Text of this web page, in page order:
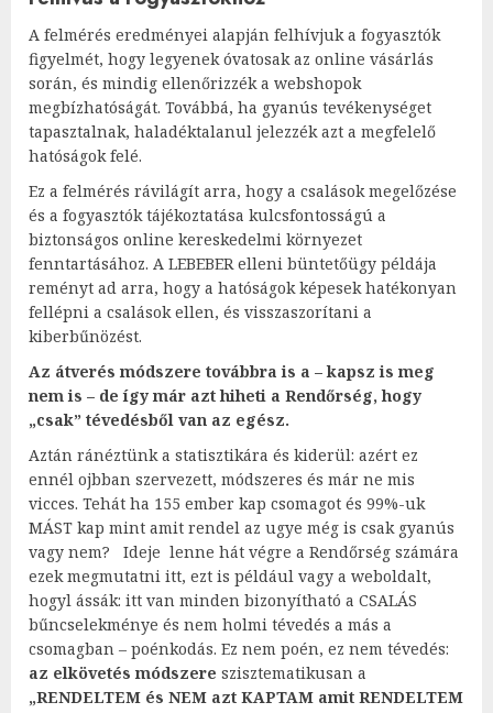
A felmérés eredményei alapján felhívjuk a fogyasztók
figyelmét, hogy legyenek óvatosak az online vásárlás
során, és mindig ellenőrizzék a webshopok
megbízhatóságát. Továbbá, ha gyanús tevékenységet
tapasztalnak, haladéktalanul jelezzék azt a megfelelő
hatóságok felé.
Ez a felmérés rávilágít arra, hogy a csalások megelőzése
és a fogyasztók tájékoztatása kulcsfontosságú a
biztonságos online kereskedelmi környezet
fenntartásához. A LEBEBER elleni büntetőügy példája
reményt ad arra, hogy a hatóságok képesek hatékonyan
fellépni a csalások ellen, és visszaszorítani a
kiberbűnözést.
Az átverés módszere továbbra is a – kapsz is meg
nem is – de így már azt hiheti a Rendőrség, hogy
„csak” tévedésből van az egész.
Aztán ránéztünk a statisztikára és kiderül: azért ez
ennél ojbban szervezett, módszeres és már ne mis
vicces. Tehát ha 155 ember kap csomagot és 99%-uk
MÁST kap mint amit rendel az ugye még is csak gyanús
vagy nem? Ideje lenne hát végre a Rendőrség számára
ezek megmutatni itt, ezt is például vagy a weboldalt,
hogyl ássák: itt van minden bizonyítható a CSALÁS
bűncselekménye és nem holmi tévedés a más a
csomagban – poénkodás. Ez nem poén, ez nem tévedés:
az elkövetés módszere szisztematikusan a
„RENDELTEM és NEM azt KAPTAM amit RENDELTEM